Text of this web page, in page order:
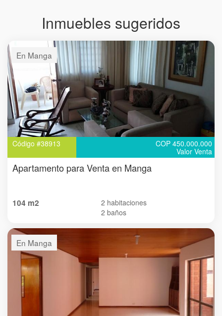
Inmuebles sugeridos
En Manga
Código #38913
COP 450.000.000
Valor Venta
Apartamento para Venta en Manga
104 m2
2 habitaciones
2 baños
En Manga